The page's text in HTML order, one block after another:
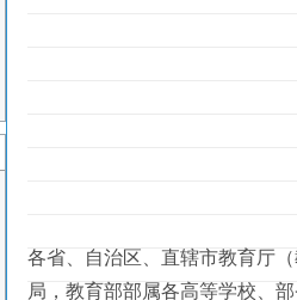
各省、自治区、直辖市教育厅
局，教育部部属各高等学校、